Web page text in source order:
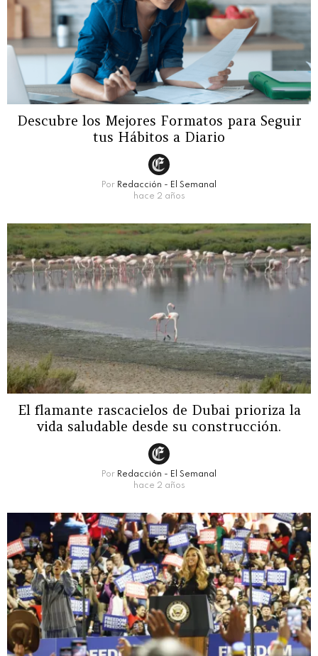
Descubre los Mejores Formatos para Seguir
tus Hábitos a Diario
Por Redacción - El Semanal
hace 2 años
El flamante rascacielos de Dubai prioriza la
vida saludable desde su construcción.
Por Redacción - El Semanal
hace 2 años